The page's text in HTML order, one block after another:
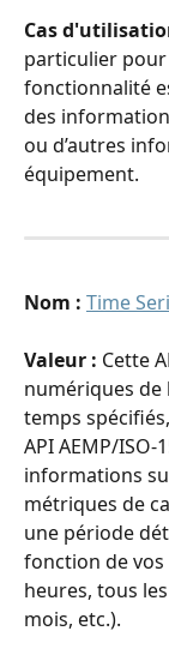
Cas
particulier
fonctionnalité
des
ou d’autres
équipement.
Nom : Time
Valeur : Cette
numériques de
temps
API AEMP/ISO-
informations
métriques de
une période
fonction de vos
heures, tous
mois, etc.).